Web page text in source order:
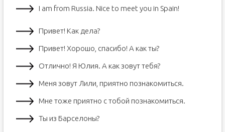
I am from Russia. Nice to meet you in Spain!
Привет! Как дела?
Привет! Хорошо, спасибо! А как ты?
Отлично! Я Юлия. А как зовут тебя?
Меня зовут Лили, приятно познакомиться.
Мне тоже приятно с тобой познакомиться.
Ты из Барселоны?